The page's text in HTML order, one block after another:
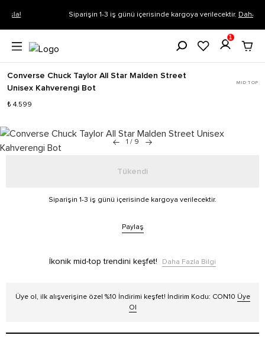
Siparişin 1-3 iş günü içerisinde kargoya verilecektir.Daha Fazla Bilgi
1
Converse Chuck Taylor All Star Malden Street
Unisex Kahverengi Bot
MID TOP
₺ 4.599
1 / 9
Tükendi
Siparişin 1-3 iş günü içerisinde kargoya verilecektir.
Paylaş
İkonik mid-top trendini keşfet! Daha Fazla Bilgi
Üye ol, ilk alışverişine özel %10 İndirimi keşfet! İndirim Kodu: CON10 Üye
Ol